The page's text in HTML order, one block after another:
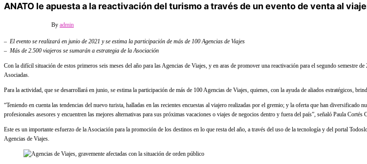
ANATO le apuesta a la reactivación del turismo a través de un evento de venta al
By admin
– El evento se realizará en junio de 2021 y se estima la participación de más de 100 Agencias de Viajes
– Más de 2.500 viajeros se sumarán a estrategia de la Asociación
Con la difícil situación de estos primeros seis meses del año para las Agencias de Viajes, y en aras de promover una reactivación para el segundo
Asociadas.
Para la actividad, que se desarrollará en junio, se estima la participación de más de 100 Agencias de Viajes, quienes, con la ayuda de aliados estratégicos,
“Teniendo en cuenta las tendencias del nuevo turista, halladas en las recientes encuestas al viajero realizadas por el gremio; y la oferta que han
profesionales asesores y encuentren las mejores alternativas para sus próximas vacaciones o viajes de negocios dentro y fuera del país”, señaló Paula
Este es un importante esfuerzo de la Asociación para la promoción de los destinos en lo que resta del año, a través del uso de la tecnología y del portal
Agencias de Viajes.